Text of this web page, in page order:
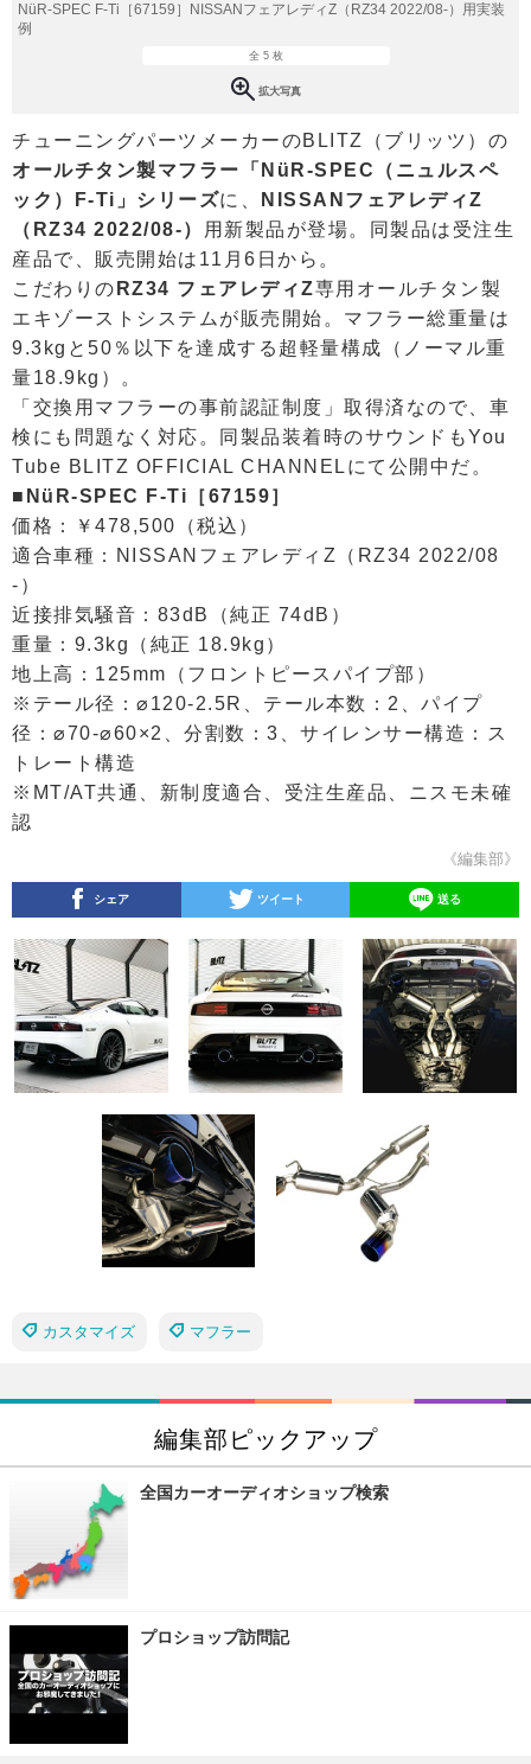
NüR-SPEC F-Ti［67159］NISSANフェアレディZ（RZ34 2022/08-）用実装
例
全 5 枚
拡大写真
チューニングパーツメーカーのBLITZ（ブリッツ）の
オールチタン製マフラー「NüR-SPEC（ニュルスペ
ック）F-Ti」シリーズに、
NISSANフェアレディZ
（RZ34 2022/08-）
用新製品が登場。同製品は受注生
産品で、販売開始は11月6日から。
こだわりの RZ34 フェアレディZ専用オールチタン製
エキゾーストシステムが販売開始。マフラー総重量は
9.3kgと50％以下を達成する超軽量構成（ノーマル重
量18.9kg）。
「交換用マフラーの事前認証制度」取得済なので、車
検にも問題なく対応。同製品装着時のサウンドもYou
Tube BLITZ OFFICIAL CHANNELにて公開中だ。
■NüR-SPEC F-Ti［67159］
価格：￥478,500（税込）
適合車種：NISSANフェアレディZ（RZ34 2022/08
-）
近接排気騒音：83dB（純正 74dB）
重量：9.3kg（純正 18.9kg）
地上高：125mm（フロントピースパイプ部）
※テール径：⌀120-2.5R、テール本数：2、パイプ
径：⌀70-⌀60×2、分割数：3、サイレンサー構造：ス
トレート構造
※MT/AT共通、新制度適合、受注生産品、ニスモ未確
認
《編集部》
シェア ツイート 送る
カスタマイズ マフラー
編集部ピックアップ
全国カーオーディオショップ検索
プロショップ訪問記